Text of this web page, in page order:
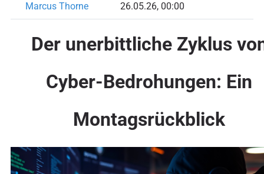
Marcus Thorne 26.05.26, 00:00
Der unerbittliche Zyklus
Cyber-Bedrohungen: Ein
Montagsrückblick